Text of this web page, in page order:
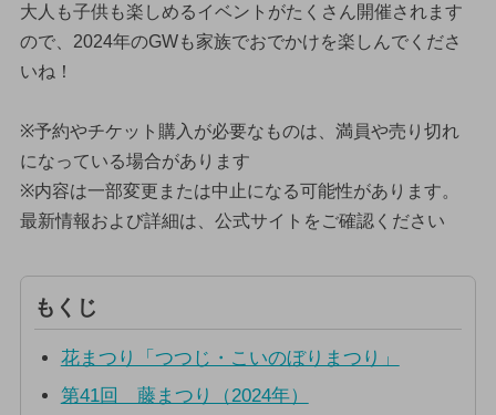
大人も子供も楽しめるイベントがたくさん開催されます
ので、2024年のGWも家族でおでかけを楽しんでくださ
いね！
※予約やチケット購入が必要なものは、満員や売り切れ
になっている場合があります
※内容は一部変更または中止になる可能性があります。
最新情報および詳細は、公式サイトをご確認ください
もくじ
花まつり「つつじ・こいのぼりまつり」
第41回 藤まつり（2024年）